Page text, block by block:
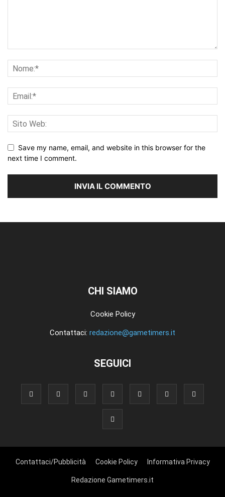
Save my name, email, and website in this browser for the
next time I comment.
CHI SIAMO
Cookie Policy
Contattaci: redazione@gametimers.it
SEGUICI
Contattaci/Pubblicità Cookie Policy Informativa Privacy
Redazione Gametimers.it